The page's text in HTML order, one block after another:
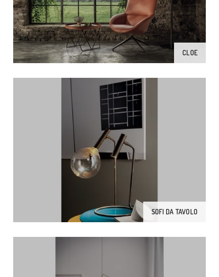
CLOE
SOFI DA TAVOLO